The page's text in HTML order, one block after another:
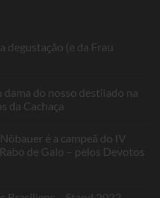
degustação (e da Frau
dama do nosso destilado na
da Cachaça
é a campeã do IV
de Galo – pelos Devotos